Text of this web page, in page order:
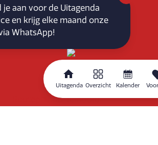
Uitagenda Overzicht Kalender
info@vlaardingenpartners.nl
KvK: 71555544
: NL858760939B01
Routeplanner
je aan voor de Uitagenda
en krijg elke maand onze
WhatsApp!